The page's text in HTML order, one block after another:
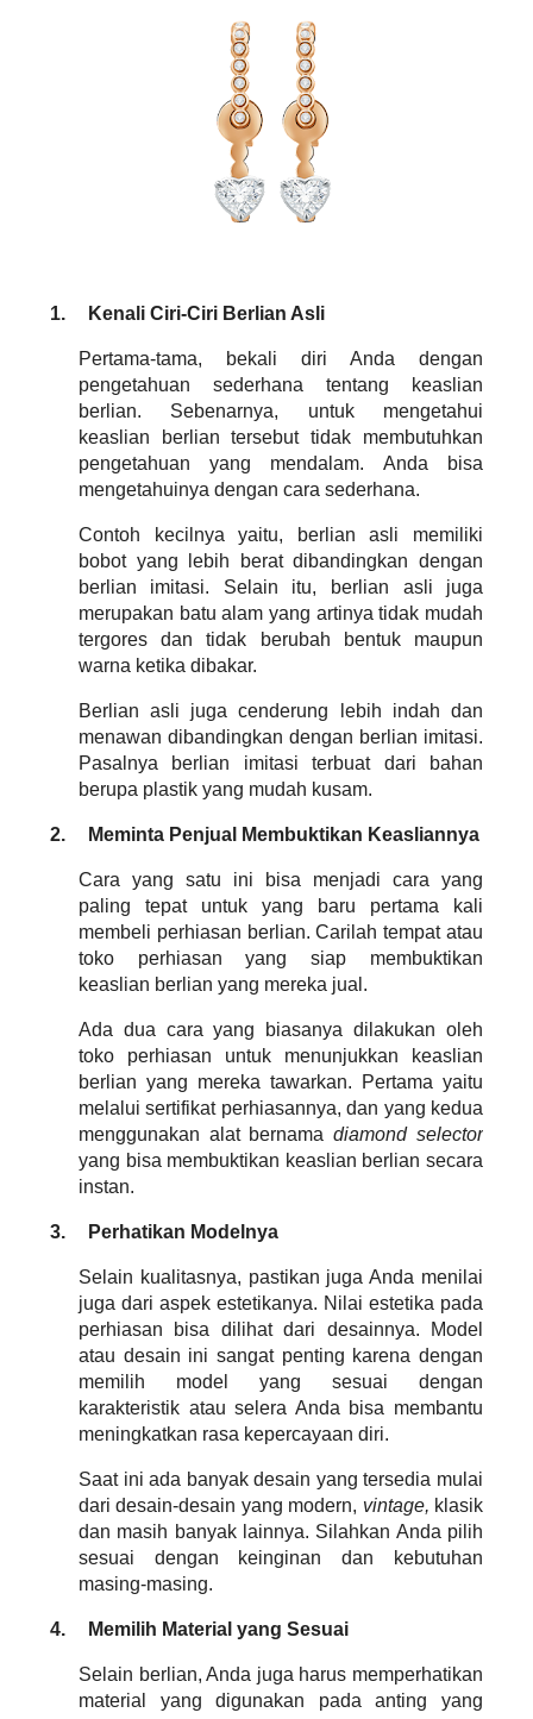
1. Kenali Ciri-Ciri Berlian Asli
Pertama-tama, bekali diri Anda dengan
pengetahuan sederhana tentang keaslian
berlian. Sebenarnya, untuk mengetahui
keaslian berlian tersebut tidak membutuhkan
pengetahuan yang mendalam. Anda bisa
mengetahuinya dengan cara sederhana.
Contoh kecilnya yaitu, berlian asli memiliki
bobot yang lebih berat dibandingkan dengan
berlian imitasi. Selain itu, berlian asli juga
merupakan batu alam yang artinya tidak mudah
tergores dan tidak berubah bentuk maupun
warna ketika dibakar.
Berlian asli juga cenderung lebih indah dan
menawan dibandingkan dengan berlian imitasi.
Pasalnya berlian imitasi terbuat dari bahan
berupa plastik yang mudah kusam.
2. Meminta Penjual Membuktikan Keasliannya
Cara yang satu ini bisa menjadi cara yang
paling tepat untuk yang baru pertama kali
membeli perhiasan berlian. Carilah tempat atau
toko perhiasan yang siap membuktikan
keaslian berlian yang mereka jual.
Ada dua cara yang biasanya dilakukan oleh
toko perhiasan untuk menunjukkan keaslian
berlian yang mereka tawarkan. Pertama yaitu
melalui sertifikat perhiasannya, dan yang kedua
menggunakan alat bernama
yang bisa membuktikan keaslian berlian secara
instan.
3. Perhatikan Modelnya
Selain kualitasnya, pastikan juga Anda menilai
juga dari aspek estetikanya. Nilai estetika pada
perhiasan bisa dilihat dari desainnya. Model
atau desain ini sangat penting karena dengan
memilih model yang sesuai dengan
karakteristik atau selera Anda bisa membantu
meningkatkan rasa kepercayaan diri.
Saat ini ada banyak desain yang tersedia mulai
dari desain-desain yang modern, vintage, klasik
dan masih banyak lainnya. Silahkan Anda pilih
sesuai dengan keinginan dan kebutuhan
masing-masing.
4. Memilih Material yang Sesuai
Selain berlian, Anda juga harus memperhatikan
material yang digunakan pada anting yang